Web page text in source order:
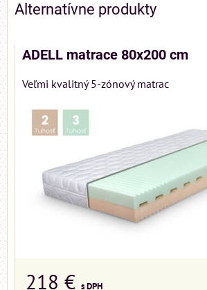
Alternatívne produkty
ADELL matrace 80x200 cm
Veľmi kvalitný 5-zónový matrac
218 € s DPH